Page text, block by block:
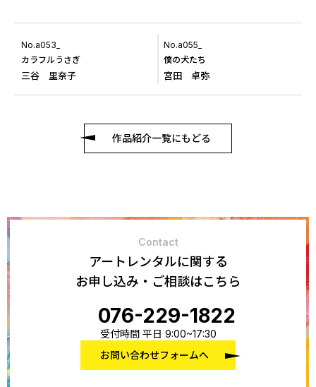
No.a053_
カラフルうさぎ
三谷 里奈子
No.a055_
僕の犬たち
宮田 卓弥
作品紹介一覧にもどる
Contact
アートレンタルに関する
お申し込み・ご相談はこちら
076-229-1822
受付時間 平日 9:00~17:30
お問い合わせフォームへ